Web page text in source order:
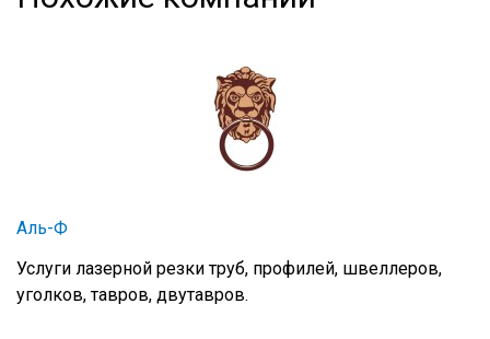
Аль-Ф
Услуги лазерной резки труб, профилей, швеллеров,
уголков, тавров, двутавров.